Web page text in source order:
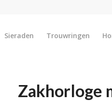
Sieraden Trouwringen
Zakhorloge